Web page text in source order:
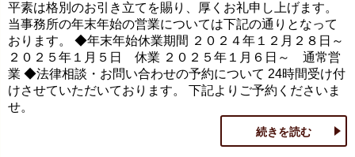
平素は格別のお引き立てを賜り、厚くお礼申し上げます。
当事務所の年末年始の営業については下記の通りとなって
おります。 ◆年末年始休業期間 ２０２４年１２月２８日～
２０２５年１月５日 休業 ２０２５年１月６日～ 通常営
業 ◆法律相談・お問い合わせの予約について 24時間受け付
けさせていただいております。 下記よりご予約くださいま
せ。
続きを読む